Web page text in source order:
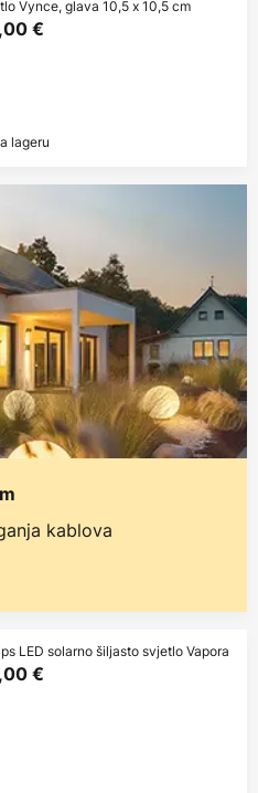
Vynce, glava 10,5 x 10,5 cm
€
lageru
kablova
LED solarno šiljasto svjetlo Vapora
€